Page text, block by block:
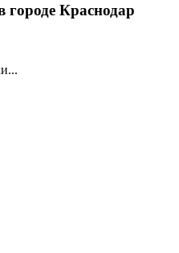
городе Краснодар